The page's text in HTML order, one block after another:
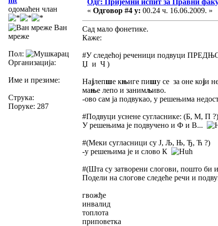
одомаћен члан
Ван
мреже
Пол:
Организација:
Име и презиме:
Струка:
Поруке: 287
« Одговор #4 у: 00.24 ч. 16.06.2009. »
Сад мало фонетике.
Каже:
#У следећој реченици подвуци
Џ и Ч )
Најлепше књиге пишу се за оне који
мање лепо и занимљиво.
-ово сам ја подвукао, у решењима
#Подвуци уснене сугласнике: (Б, М, П ?)
У решењима је подвучено и Ф и В...
#(Меки сугласници су Ј, Љ, Њ, Ђ, Ћ ?)
-у решењима је и слово К
#(Шта су затворени слогови, пошто би
Подели на слогове следеће речи и
гвожђе
инвалид
топлота
приповетка